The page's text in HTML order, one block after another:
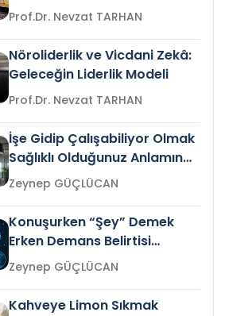
Liderlik”
Prof.Dr. Nevzat TARHAN
Nöroliderlik ve Vicdani Zekâ:
Geleceğin Liderlik Modeli
Prof.Dr. Nevzat TARHAN
İşe Gidip Çalışabiliyor Olmak
Sağlıklı Olduğunuz Anlamına
Gelir mi?Zeynep GÜÇLÜCAN
Konuşurken “Şey” Demek
Erken Demans Belirtisi
Olabilir mi?Zeynep GÜÇLÜCAN
Kahveye Limon Sıkmak